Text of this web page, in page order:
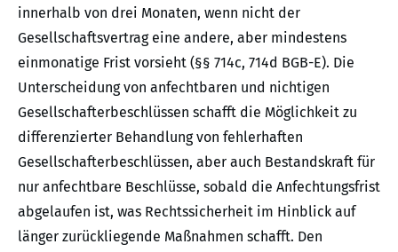
innerhalb von drei Monaten, wenn nicht der
Gesellschaftsvertrag eine andere, aber mindestens
einmonatige Frist vorsieht (§§ 714c, 714d BGB-E). Die
Unterscheidung von anfechtbaren und nichtigen
Gesellschafterbeschlüssen schafft die Möglichkeit zu
differenzierter Behandlung von fehlerhaften
Gesellschafterbeschlüssen, aber auch Bestandskraft für
nur anfechtbare Beschlüsse, sobald die Anfechtungsfrist
abgelaufen ist, was Rechtssicherheit im Hinblick auf
länger zurückliegende Maßnahmen schafft. Den